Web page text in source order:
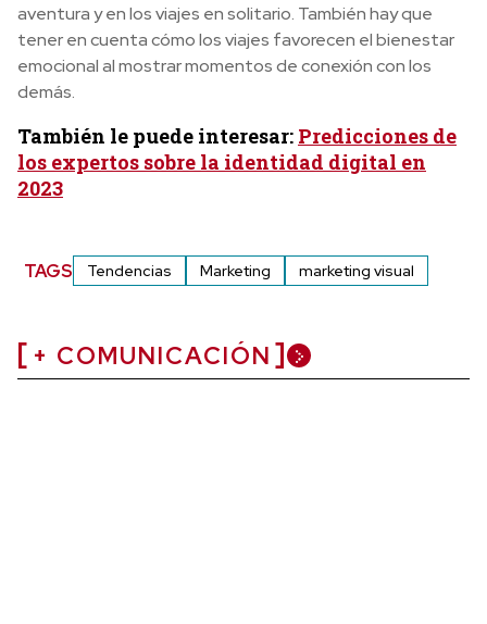
aventura y en los viajes en solitario. También hay que
tener en cuenta cómo los viajes favorecen el bienestar
emocional al mostrar momentos de conexión con los
demás.
También le puede interesar: Predicciones de
los expertos sobre la identidad digital en
2023
TAGS Tendencias Marketing marketing visual
+ COMUNICACIÓN